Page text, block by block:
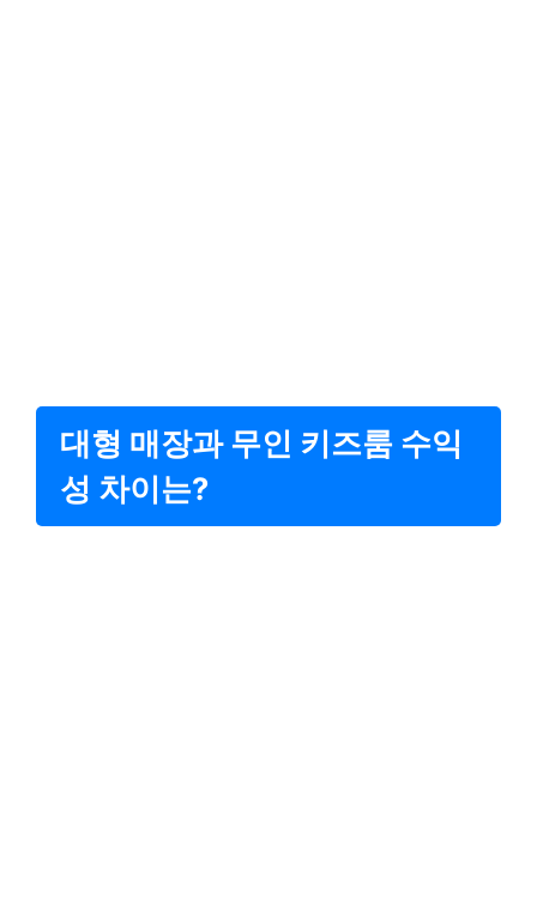
대형 매장과 무인 키즈룸 수익
성 차이는?